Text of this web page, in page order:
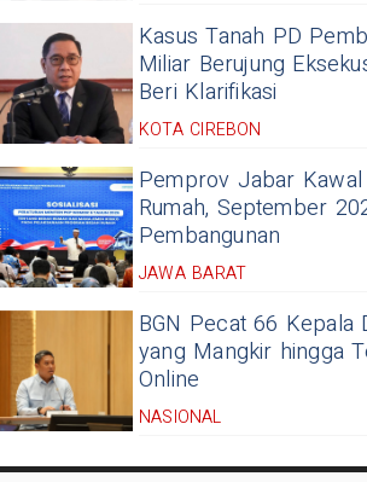
Kasus Tanah PD
Miliar Berujung
Beri Klarifikasi
KOTA CIREBON
Pemprov Jabar
Rumah, September
Pembangunan
JAWA BARAT
BGN Pecat 66 Kepala
yang Mangkir hingga
Online
NASIONAL